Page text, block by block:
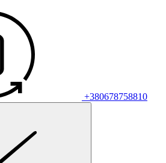
+380678758810